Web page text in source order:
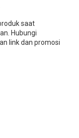
saat
Hubungi
link dan promosi